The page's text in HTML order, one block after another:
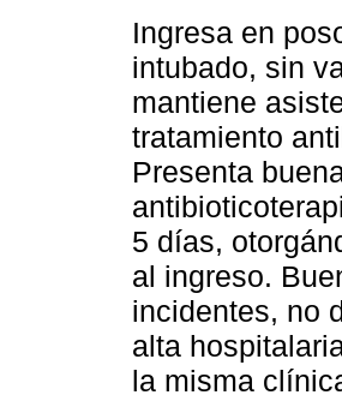
Ingresa en
intubado, sin
mantiene
tratamiento
Presenta
5 días,
al ingreso.
incidentes, no
alta
la misma